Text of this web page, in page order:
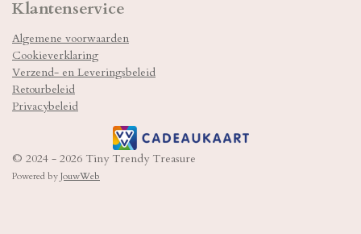
a
r
a
m
s
p
p
o
Klantenservice
Algemene voorwaarden
Cookieverklaring
Verzend- en Leveringsbeleid
Retourbeleid
Privacybeleid
© 2024 - 2026 Tiny Trendy Treasure
Powered byJouwWeb